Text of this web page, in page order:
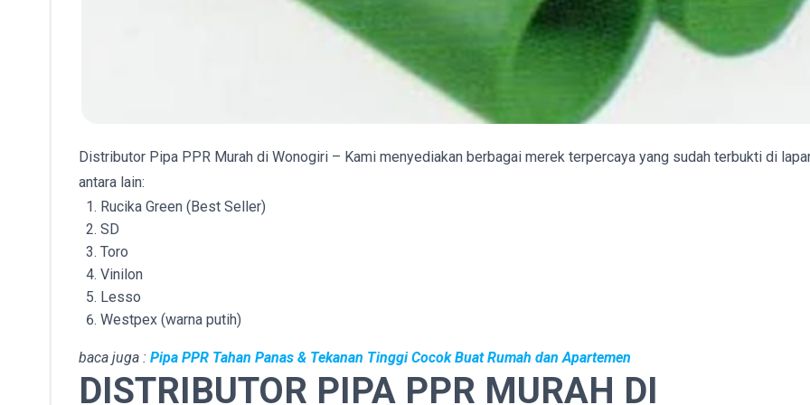
Distributor Pipa PPR Murah di Wonogiri – Kami menyediakan berbagai merek terpercaya yang sudah terbukti di
antara lain:
Rucika Green (Best Seller)
SD
Toro
Vinilon
Lesso
Westpex (warna putih)
baca juga : Pipa PPR Tahan Panas & Tekanan Tinggi Cocok Buat Rumah dan Apartemen
DISTRIBUTOR PIPA PPR MURAH DI